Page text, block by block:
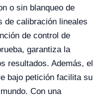
o sin blanqueo de
de calibración lineales
de control de
garantiza la
resultados. Además, el
bajo petición facilita su
Con una